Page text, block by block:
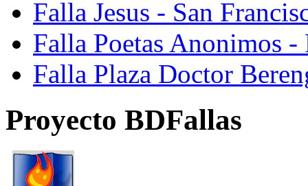
Falla Jesus - San
Falla Poetas Anonimos
Falla Plaza Doctor
Proyecto BDFallas